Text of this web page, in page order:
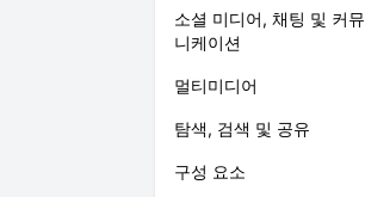
소셜 미디어, 채팅 및 커뮤
니케이션
멀티미디어
탐색, 검색 및 공유
구성 요소